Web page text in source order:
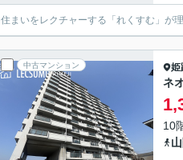
住まいをレクチャーする「れくすむ」が
中古マンション 姫
ネ
10